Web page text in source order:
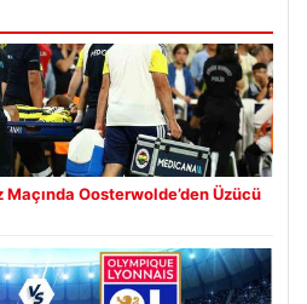
Maçında Oosterwolde’den Üzücü